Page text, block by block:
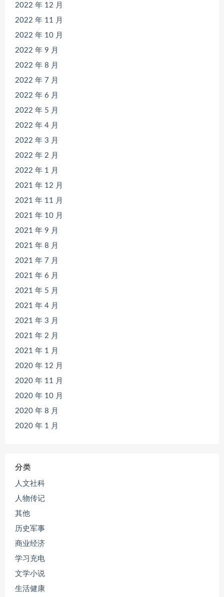
2022 年 12 月
2022 年 11 月
2022 年 10 月
2022 年 9 月
2022 年 8 月
2022 年 7 月
2022 年 6 月
2022 年 5 月
2022 年 4 月
2022 年 3 月
2022 年 2 月
2022 年 1 月
2021 年 12 月
2021 年 11 月
2021 年 10 月
2021 年 9 月
2021 年 8 月
2021 年 7 月
2021 年 6 月
2021 年 5 月
2021 年 4 月
2021 年 3 月
2021 年 2 月
2021 年 1 月
2020 年 12 月
2020 年 11 月
2020 年 10 月
2020 年 8 月
2020 年 1 月
分类
人文社科
人物传记
其他
历史军事
商业经济
学习充电
文学小说
生活健康